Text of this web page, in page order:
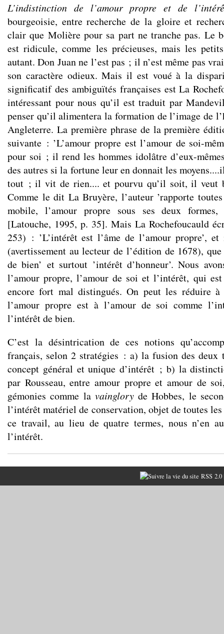
L’indistinction de l’amour propre et de
bourgeoisie, entre recherche de la gloire et
clair que Molière pour sa part ne tranche pas. Le
est ridicule, comme les précieuses, mais les
autant. Don Juan ne l’est pas ; il n’est même pas
son caractère odieux. Mais il est voué à la
significatif des ambiguïtés françaises est La
intéressant pour nous qu’il est traduit par
penser qu’il alimentera la formation de l’image de
Angleterre. La première phrase de la première
suivante : ’L’amour propre est l’amour de soi-
pour soi ; il rend les hommes idolâtre d’eux-
des autres si la fortune leur en donnait les
tout ; il vit de rien.... et pourvu qu’il soit, il veut
Comme le dit La Bruyère, l’auteur ’rapporte
mobile, l’amour propre sous ses deux formes,
[Latouche, 1995, p. 35]. Mais La Rochefoucauld
253) : ’L’intérêt est l’âme de l’amour propre’,
(avertissement au lecteur de l’édition de 1678),
de bien’ et surtout ’intérêt d’honneur’. Nous
l’amour propre, l’amour de soi et l’intérêt, qui
encore fort mal distingués. On peut les réduire à
l’amour propre est à l’amour de soi comme
l’intérêt de bien.
C’est la désintrication de ces notions
français, selon 2 stratégies : a) la fusion des deux
concept général et unique d’intérêt ; b) la
par Rousseau, entre amour propre et amour de
gémonies comme la vaingloryde Hobbes, le
l’intérêt matériel de conservation, objet de toutes
ce travail, au lieu de quatre termes, nous n’en
l’intérêt.
RSS 2.0